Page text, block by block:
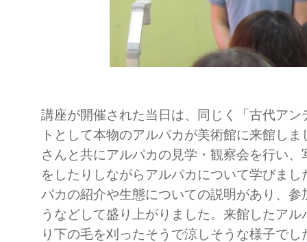
講座が開催された当日は、同じく「古代ア
トとして本物のアルパカが美術館に来館し
さんと共にアルパカの見学・観察会を行い
をしたりしながらアルパカについて学びま
パカの紹介や生態についての説明があり、
うなどして盛り上がりました。来館したア
り下の毛を刈ったそうで涼しそうな様子で